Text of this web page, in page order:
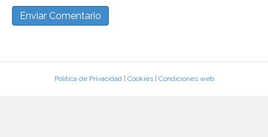
Política de Privacidad | Cookies| Condiciones web